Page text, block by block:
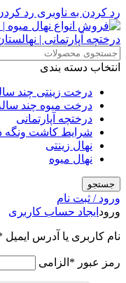
رد کردن به ناوبری رد
انتخاب دسته بندی
درخت زینتی چند
درخت میوه چند
درختچه آپارتمانی
شرایط کاشت ونگه
نهال زینتی
نهال میوه
جستجو
ورود / ثبت نام
ورود ایجاد حساب کاربری
نام کاربری یا آدرس ایمیل
رمز عبور * الزامی